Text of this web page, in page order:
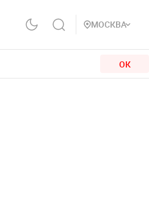
МОСКВА
ОК